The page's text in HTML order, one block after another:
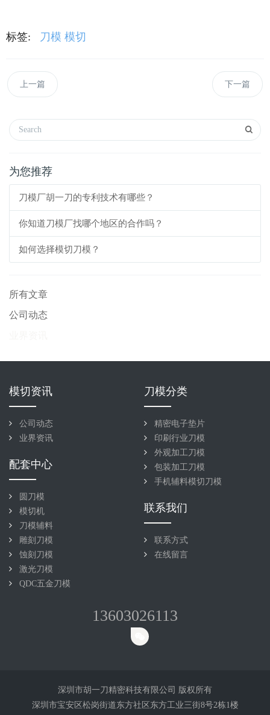
标签: 刀模 模切
上一篇 下一篇
为您推荐
刀模厂胡一刀的专利技术有哪些？
你知道刀模厂找哪个地区的合作吗？
如何选择模切刀模？
所有文章
公司动态
模切资讯
公司动态
业界资讯
刀模分类
精密电子垫片
印刷行业刀模
外观加工刀模
包装加工刀模
手机辅料模切刀模
配套中心
圆刀模
模切机
刀模辅料
雕刻刀模
蚀刻刀模
激光刀模
QDC五金刀模
联系我们
联系方式
在线留言
13603026113
深圳市胡一刀精密科技有限公司 版权所有
深圳市宝安区松岗街道东方社区东方工业三街8号2栋1楼